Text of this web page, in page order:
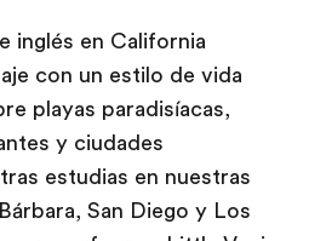
inglés en California
con un estilo de vida
playas paradisíacas,
y ciudades
estudias en nuestras
San Diego y Los